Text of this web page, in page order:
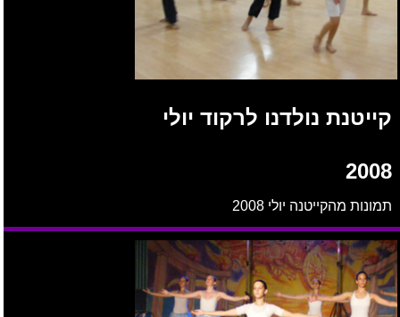
קייטנת נולדנו לרקוד יולי
2008
תמונות מהקייטנה יולי 2008